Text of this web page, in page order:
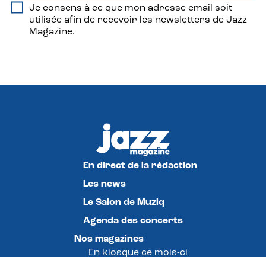
Je consens à ce que mon adresse email soit
utilisée afin de recevoir les newsletters de Jazz
Magazine.
En direct de la rédaction
Les news
Le Salon de Muziq
Agenda des concerts
Nos magazines
En kiosque ce mois-ci